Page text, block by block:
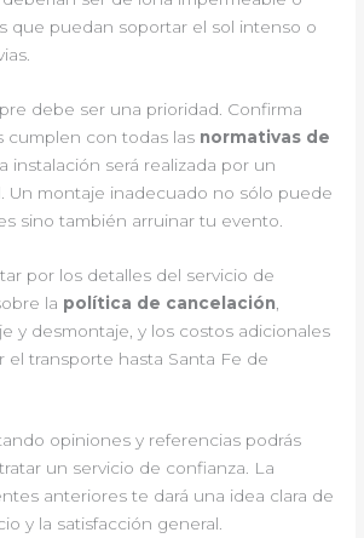
que puedan soportar el sol intenso o
debe ser una prioridad. Confirma
cumplen con todas las normativas de
instalación será realizada por un
Un montaje inadecuado no sólo puede
sino también arruinar tu evento.
por los detalles del servicio de
la política de cancelación
y desmontaje, y los costos adicionales
el transporte hasta Santa Fe de
opiniones y referencias podrás
un servicio de confianza. La
anteriores te dará una idea clara de
y la satisfacción general.